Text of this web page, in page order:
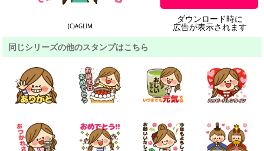
(C)AGLIM
ダウンロード時に
広告が表示されます
同じシリーズの他のスタンプはこちら